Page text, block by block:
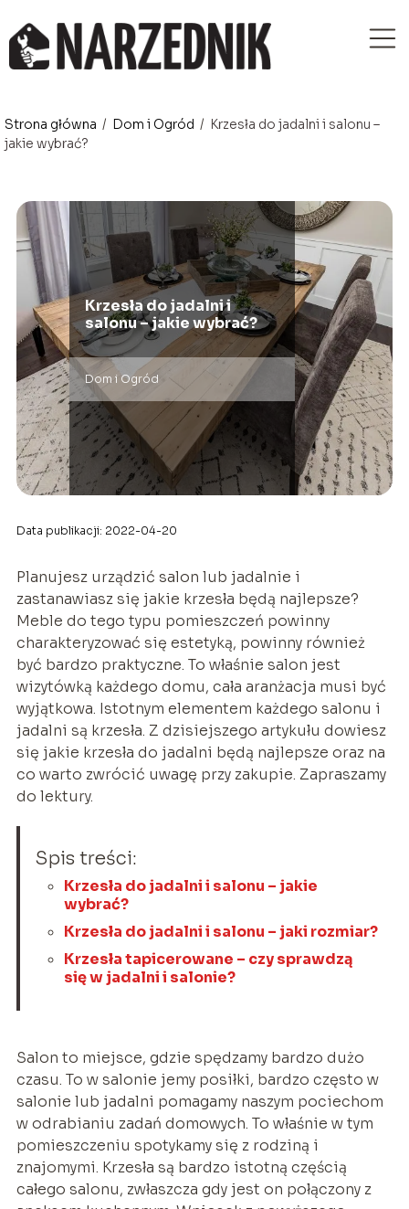
Strona główna / Dom i Ogród / Krzesła do jadalni i salonu –
jakie wybrać?
Krzesła do jadalni i
salonu – jakie wybrać?
Dom i Ogród
Data publikacji: 2022-04-20
Planujesz urządzić salon lub jadalnie i
zastanawiasz się jakie krzesła będą najlepsze?
Meble do tego typu pomieszczeń powinny
charakteryzować się estetyką, powinny również
być bardzo praktyczne. To właśnie salon jest
wizytówką każdego domu, cała aranżacja musi być
wyjątkowa. Istotnym elementem każdego salonu i
jadalni są krzesła. Z dzisiejszego artykułu dowiesz
się jakie krzesła do jadalni będą najlepsze oraz na
co warto zwrócić uwagę przy zakupie. Zapraszamy
do lektury.
Spis treści:
Krzesła do jadalni i salonu – jakie
wybrać?
Krzesła do jadalni i salonu – jaki rozmiar?
Krzesła tapicerowane – czy sprawdzą
się w jadalni i salonie?
Salon to miejsce, gdzie spędzamy bardzo dużo
czasu. To w salonie jemy posiłki, bardzo często w
salonie lub jadalni pomagamy naszym pociechom
w odrabianiu zadań domowych. To właśnie w tym
pomieszczeniu spotykamy się z rodziną i
znajomymi. Krzesła są bardzo istotną częścią
całego salonu, zwłaszcza gdy jest on połączony z